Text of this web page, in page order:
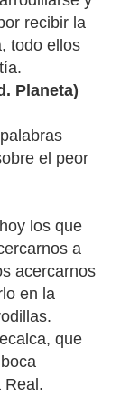
recibir la
todo ellos
Planeta)
el peor
los que
a
acercarnos
en la
que
Real.